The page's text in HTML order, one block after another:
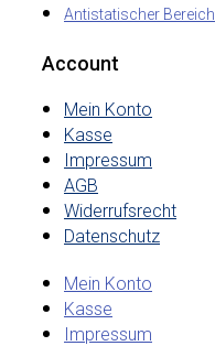
Antistatischer Bereich
Account
Mein Konto
Kasse
Impressum
AGB
Widerrufsrecht
Datenschutz
Mein Konto
Kasse
Impressum